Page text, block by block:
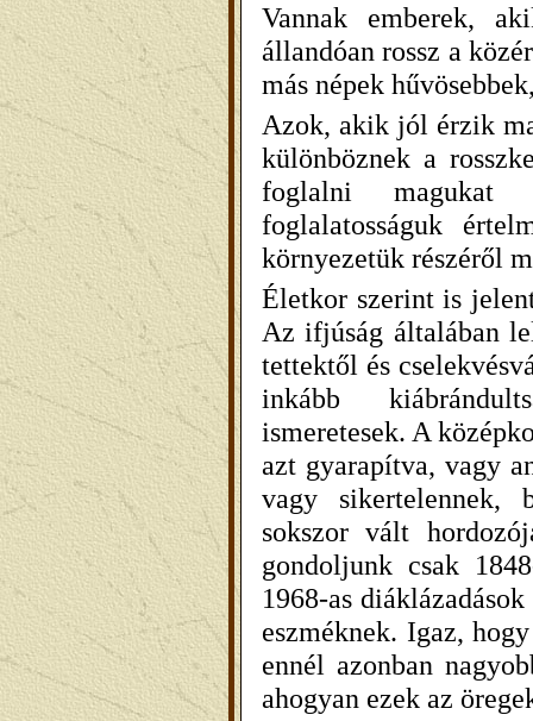
Vannak emberek,
állandóan rossz a
más népek
Azok, akik jól érzik
különböznek a
foglalni magukat
foglalatosságuk
környezetük részéről
Életkor szerint is
Az ifjúság általában
tettektől és
inkább
ismeretesek. A
azt gyarapítva, vagy
vagy sikertelennek,
sokszor vált
gondoljunk csak
1968-as
eszméknek. Igaz,
ennél azonban
ahogyan ezek az